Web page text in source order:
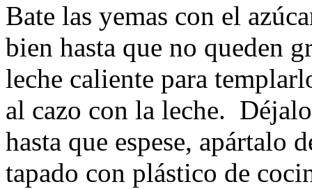
Bate las yemas con el
bien hasta que no queden
leche caliente para
al cazo con la leche.
hasta que espese, apártalo
tapado con plástico de